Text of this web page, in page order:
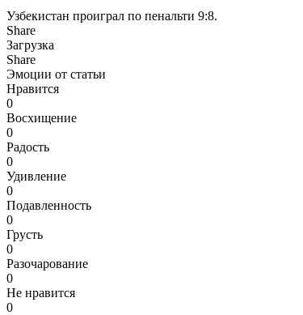
Узбекистан проиграл по пенальти 9:8.
Share
Загрузка
Share
Эмоции от статьи
Нравится
0
Восхищение
0
Радость
0
Удивление
0
Подавленность
0
Грусть
0
Разочарование
0
Не нравится
0